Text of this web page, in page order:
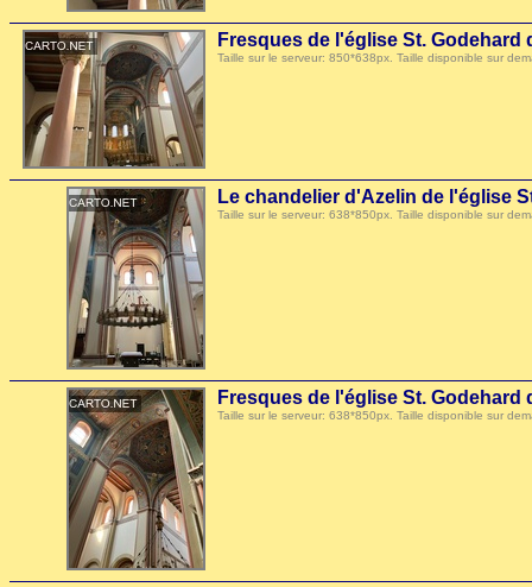
Fresques de l'église St. Godehard
Taille sur le serveur: 850*638px. Taille disponible sur
Le chandelier d'Azelin de l'église
Taille sur le serveur: 638*850px. Taille disponible sur
Fresques de l'église St. Godehard
Taille sur le serveur: 638*850px. Taille disponible sur